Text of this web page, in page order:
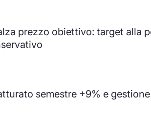
prezzo obiettivo: target alla
semestre +9% e